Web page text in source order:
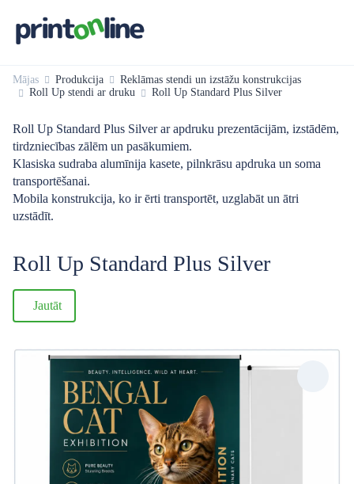
Mājas Produkcija
Reklāmas stendi un izstāžu konstrukcijas
Roll Up stendi ar druku
Roll Up Standard Plus Silver
Roll Up Standard Plus Silver ar apdruku prezentācijām, izstādēm,
tirdzniecības zālēm un pasākumiem.
Klasiska sudraba alumīnija kasete, pilnkrāsu apdruka un soma
transportēšanai.
Mobila konstrukcija, ko ir ērti transportēt, uzglabāt un ātri
uzstādīt.
Roll Up Standard Plus Silver
Jautāt